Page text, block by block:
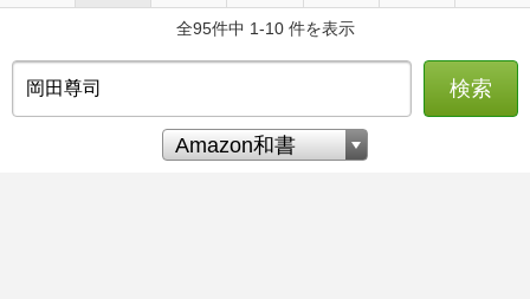
全95件中 1-10 件を表示
検索